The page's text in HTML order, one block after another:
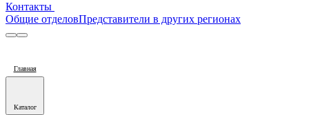
Контакты
Общие отделовПредставители в других регионах
Главная
Каталог